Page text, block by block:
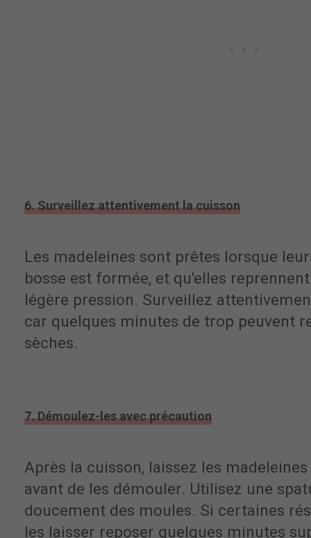
6. Surveillez attentivement la cuisson
Les madeleines sont prêtes lorsque
bosse est formée, et qu'elles
légère pression. Surveillez
car quelques minutes de trop peuvent
sèches.
7. Démoulez-les avec précaution
Après la cuisson, laissez les madeleines
avant de les démouler. Utilisez une
doucement des moules. Si certaines
les laisser reposer quelques minutes